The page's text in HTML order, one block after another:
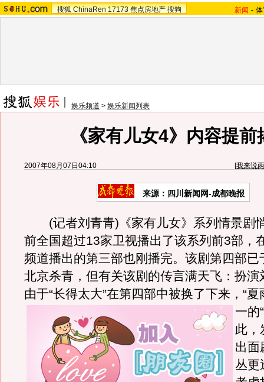
搜狐 ChinaRen 17173 焦点房地产 搜狗 新闻 -
娱乐频道 > 娱乐新闻列表
《家有儿女4》内容提前
2007年08月07日04:10 [我来说
来源：四川新闻网-成都晚报
(记者刘青青)《家有儿女》系列情景剧
前全国超过13家卫视播出了该系列前3部，
频道播出的第三部也刚播完。该剧第四部已
北京杀青，但有关该剧的传言满天飞：扮演
由于“长得太大”在第四部中被换了下来，“夏
一的
此，
出面
丛更